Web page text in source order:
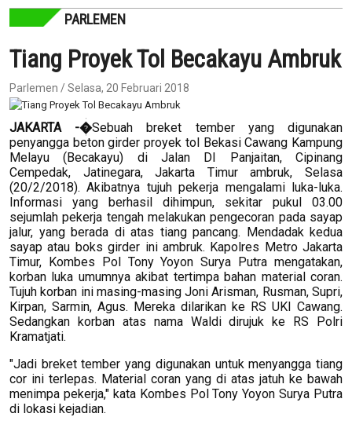
PARLEMEN
Tiang Proyek Tol Becakayu Ambruk
Parlemen / Selasa, 20 Februari 2018
JAKARTA -�Sebuah breket tember yang digunakan
penyangga beton girder proyek tol Bekasi Cawang Kampung
Melayu (Becakayu) di Jalan DI Panjaitan, Cipinang
Cempedak, Jatinegara, Jakarta Timur ambruk, Selasa
(20/2/2018). Akibatnya tujuh pekerja mengalami luka-luka.
Informasi yang berhasil dihimpun, sekitar pukul 03.00
sejumlah pekerja tengah melakukan pengecoran pada sayap
jalur, yang berada di atas tiang pancang. Mendadak kedua
sayap atau boks girder ini ambruk. Kapolres Metro Jakarta
Timur, Kombes Pol Tony Yoyon Surya Putra mengatakan,
korban luka umumnya akibat tertimpa bahan material coran.
Tujuh korban ini masing-masing Joni Arisman, Rusman, Supri,
Kirpan, Sarmin, Agus. Mereka dilarikan ke RS UKI Cawang.
Sedangkan korban atas nama Waldi dirujuk ke RS Polri
Kramatjati.
"Jadi breket tember yang digunakan untuk menyangga tiang
cor ini terlepas. Material coran yang di atas jatuh ke bawah
menimpa pekerja," kata Kombes Pol Tony Yoyon Surya Putra
di lokasi kejadian.